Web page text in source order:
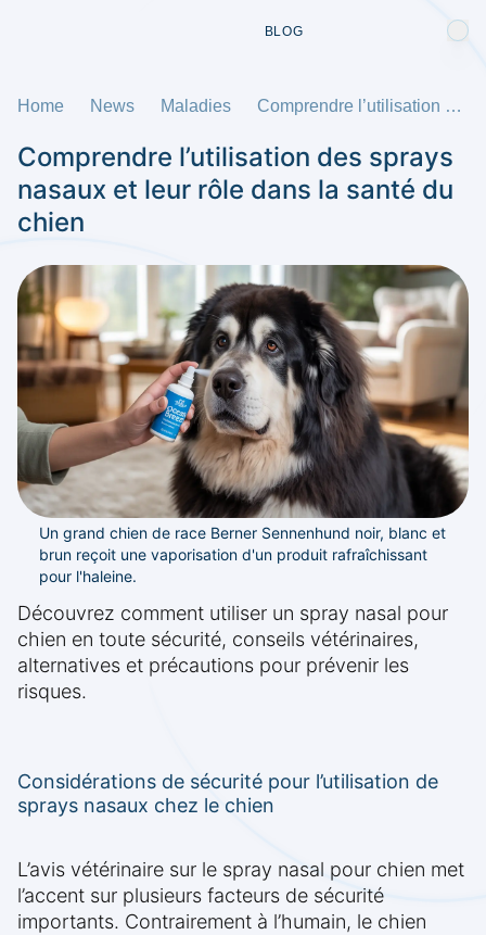
BLOG
Home News Maladies Comprendre l’utilisation des sprays nasaux et leur rôle dans la santé du chien
Comprendre l’utilisation des sprays
nasaux et leur rôle dans la santé du
chien
Un grand chien de race Berner Sennenhund noir, blanc et
brun reçoit une vaporisation d'un produit rafraîchissant
pour l'haleine.
Découvrez comment utiliser un spray nasal pour
chien en toute sécurité, conseils vétérinaires,
alternatives et précautions pour prévenir les
risques.
Considérations de sécurité pour l’utilisation de
sprays nasaux chez le chien
L’avis vétérinaire sur le spray nasal pour chien met
l’accent sur plusieurs facteurs de sécurité
importants. Contrairement à l’humain, le chien